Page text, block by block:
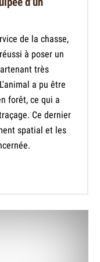
de la chasse,
à poser un
très
a pu être
forêt, ce qui a
Ce dernier
spatial et les